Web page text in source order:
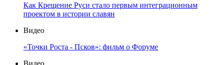
Как Крещение Руси стало первым интеграционным
проектом в истории славян
Видео
«Точки Роста - Псков»: фильм о Форуме